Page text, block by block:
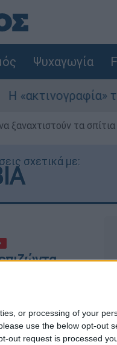
or processing of your
use the below opt-out
out request is processed
Ψυχαγωγία
της
ξαναχτιστούν τα σπίτια
σχετικά με:
για πάνω
από επιζώντα
του 1912